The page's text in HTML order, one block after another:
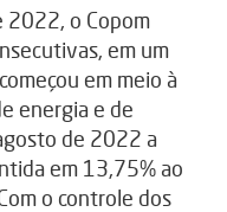
2022, o Copom
em um
em meio à
energia e de
de 2022 a
em 13,75% ao
o controle dos